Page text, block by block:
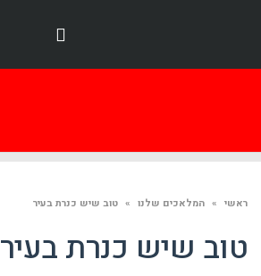
ראשי » המלאכים שלנו » טוב שיש כנרת בעיר
טוב שיש כנרת בעיר